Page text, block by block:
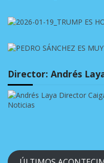
Director: Andrés